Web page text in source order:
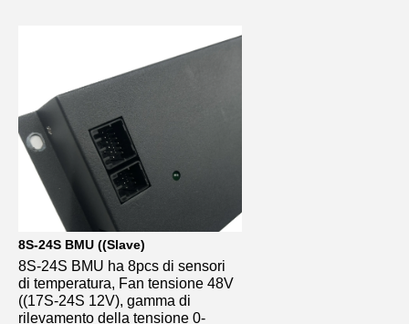
8S-24S BMU ((Slave)
8S-24S BMU ha 8pcs di sensori
di temperatura, Fan tensione 48V
((17S-24S 12V), gamma di
rilevamento della tensione 0-